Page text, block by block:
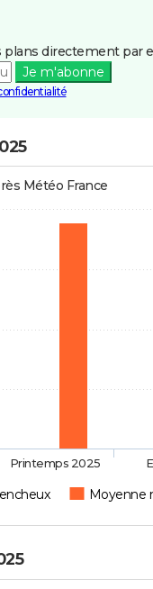
plans directement par
Je m'abonne
Météo France
Moyenne
Printemps 2025